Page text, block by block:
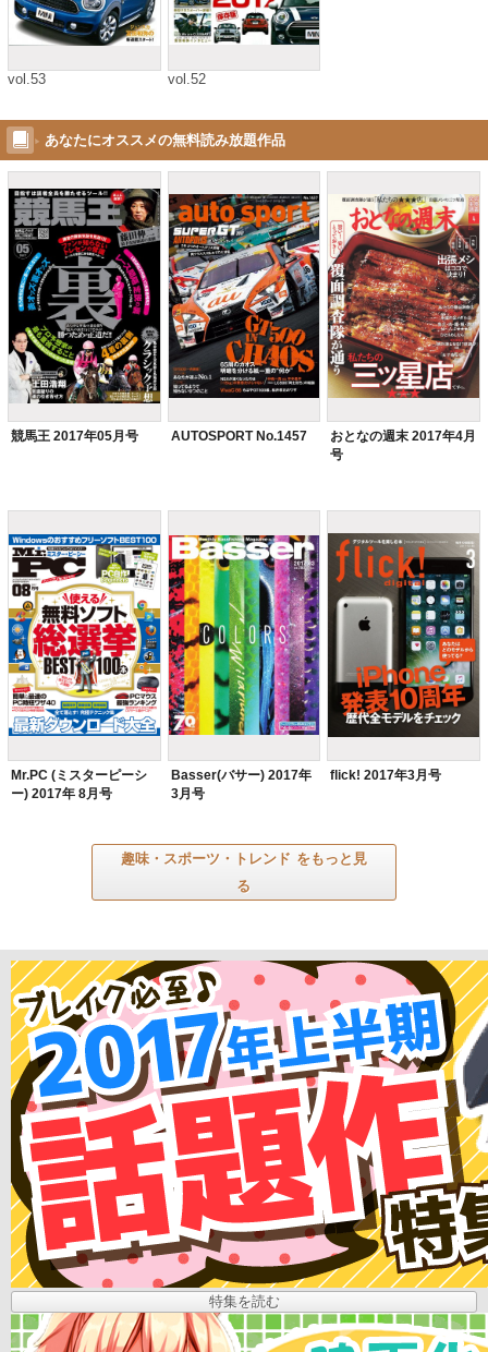
vol.53 vol.52
あなたにオススメの無料読み放題作品
競馬王 2017年05月号 AUTOSPORT No.1457
おとなの週末 2017年4月
号
Mr.PC (ミスターピーシ
ー) 2017年 8月号
Basser(バサー) 2017年
3月号
flick! 2017年3月号
趣味・スポーツ・トレンド をもっと見
る
特集を読む